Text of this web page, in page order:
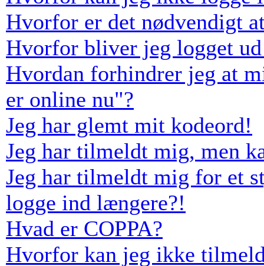
Hvorfor er det nødvendigt
Hvorfor bliver jeg logget
Hvordan forhindrer jeg at
er online nu"?
Jeg har glemt mit kodeord!
Jeg har tilmeldt mig, men
Jeg har tilmeldt mig for et
logge ind længere?!
Hvad er COPPA?
Hvorfor kan jeg ikke